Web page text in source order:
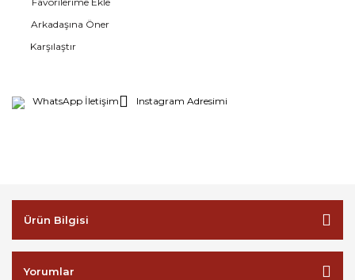
Arkadaşına Öner
Karşılaştır
WhatsApp İletişim Instagram Adresimi
Ürün Bilgisi
Yorumlar